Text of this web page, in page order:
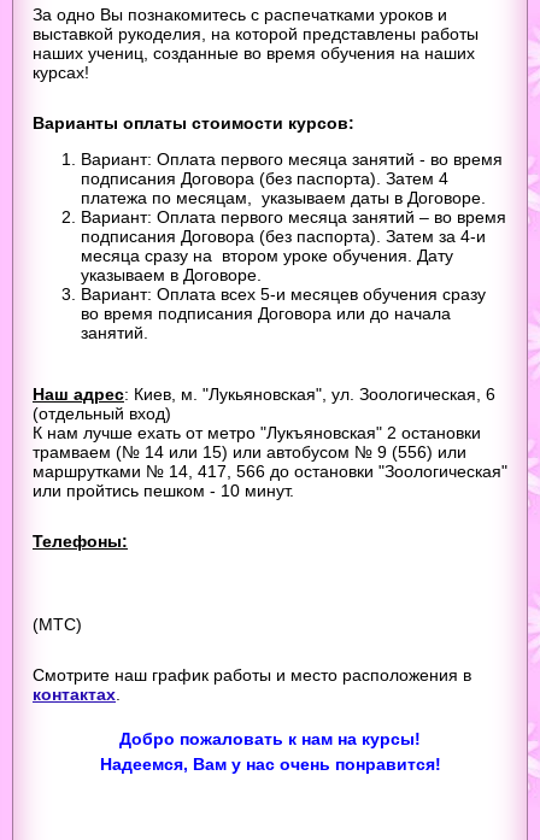
За одно Вы познакомитесь с распечатками уроков и
выставкой рукоделия, на которой представлены работы
наших учениц, созданные во время обучения на наших
курсах!
Варианты оплаты стоимости курсов:
Вариант: Оплата первого месяца занятий - во время
подписания Договора (без паспорта). Затем 4
платежа по месяцам, указываем даты в Договоре.
Вариант: Оплата первого месяца занятий – во время
подписания Договора (без паспорта). Затем за 4-и
месяца сразу на втором уроке обучения. Дату
указываем в Договоре.
Вариант: Оплата всех 5-и месяцев обучения сразу
во время подписания Договора или до начала
занятий.
Наш адрес: Киев, м. "Лукьяновская", ул. Зоологическая, 6
(отдельный вход)
К нам лучше ехать от метро "Лукъяновская" 2 остановки
трамваем (№ 14 или 15) или автобусом № 9 (556) или
маршрутками № 14, 417, 566 до остановки "Зоологическая"
или пройтись пешком - 10 минут.
Телефоны:
(МТС)
Смотрите наш график работы и место расположения в
контактах
Добро пожаловать к нам на курсы!
Надеемся, Вам у нас очень понравится!